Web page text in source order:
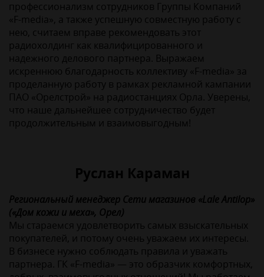
профессионализм сотрудников Группы Компаний
«F-media», а также успешную совместную работу с
нею, считаем вправе рекомендовать этот
радиохолдинг как квалифицированного и
надежного делового партнера. Выражаем
искреннюю благодарность коллективу «F-media» за
проделанную работу в рамках рекламной кампании
ПАО «Орелстрой» на радиостанциях Орла. Уверены,
что наше дальнейшее сотрудничество будет
продолжительным и взаимовыгодным!
Руслан Караман
Pегиональный менеджер Сети магазинов «Lale Antilop»
(«Дом кожи и меха», Орел)
Мы стараемся удовлетворить самых взыскательных
покупателей, и потому очень уважаем их интересы.
В бизнесе нужно соблюдать правила и уважать
партнера. ГК «F-media» — это образчик комфортных,